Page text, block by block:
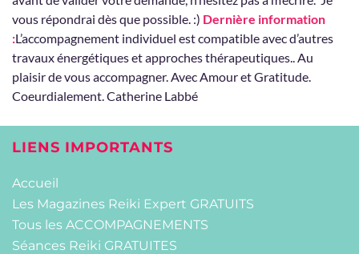
vous répondrai dès que possible. :) Dernière information
:L’accompagnement individuel est compatible avec d’autres
travaux énergétiques et approches thérapeutiques.. Au
plaisir de vous accompagner. Avec Amour et Gratitude.
Coeurdialement. Catherine Labbé
LIENS IMPORTANTS
Accueil
Les Magazines Reiki Expert GRATUITS
Tous les ACCOMPAGNEMENTS
Séances Reiki GRATUITES